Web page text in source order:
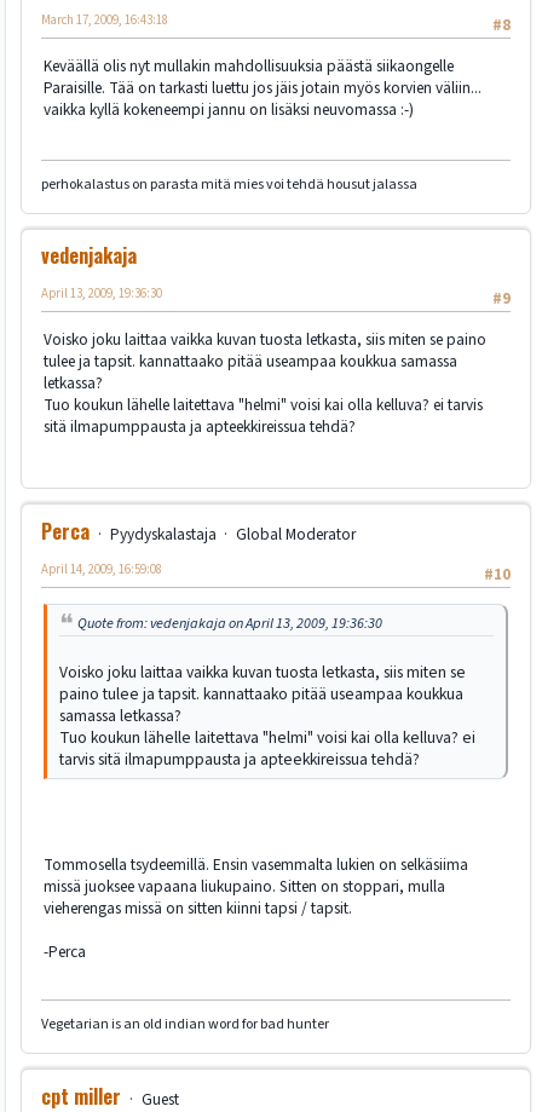
#8
March 17, 2009, 16:43:18
Keväällä olis nyt mullakin mahdollisuuksia päästä siikaongelle
Paraisille. Tää on tarkasti luettu jos jäis jotain myös korvien väliin...
vaikka kyllä kokeneempi jannu on lisäksi neuvomassa :-)
perhokalastus on parasta mitä mies voi tehdä housut jalassa
vedenjakaja
#9
April 13, 2009, 19:36:30
Voisko joku laittaa vaikka kuvan tuosta letkasta, siis miten se paino
tulee ja tapsit. kannattaako pitää useampaa koukkua samassa
letkassa?
Tuo koukun lähelle laitettava "helmi" voisi kai olla kelluva? ei tarvis
sitä ilmapumppausta ja apteekkireissua tehdä?
Perca Pyydyskalastaja
Global Moderator
#10
April 14, 2009, 16:59:08
Quote from: vedenjakaja on April 13, 2009, 19:36:30
Voisko joku laittaa vaikka kuvan tuosta letkasta, siis miten se
paino tulee ja tapsit. kannattaako pitää useampaa koukkua
samassa letkassa?
Tuo koukun lähelle laitettava "helmi" voisi kai olla kelluva? ei
tarvis sitä ilmapumppausta ja apteekkireissua tehdä?
Tommosella tsydeemillä. Ensin vasemmalta lukien on selkäsiima
missä juoksee vapaana liukupaino. Sitten on stoppari, mulla
vieherengas missä on sitten kiinni tapsi / tapsit.
-Perca
Vegetarian is an old indian word for bad hunter
cpt miller
Guest